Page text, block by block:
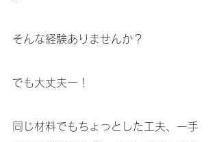
そんな経験ありませんか？
でも大丈夫ー！
同じ材料でもちょっとした工夫、一手